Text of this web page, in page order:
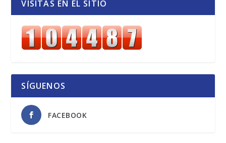
VISITAS EN EL SITIO
SÍGUENOS
FACEBOOK